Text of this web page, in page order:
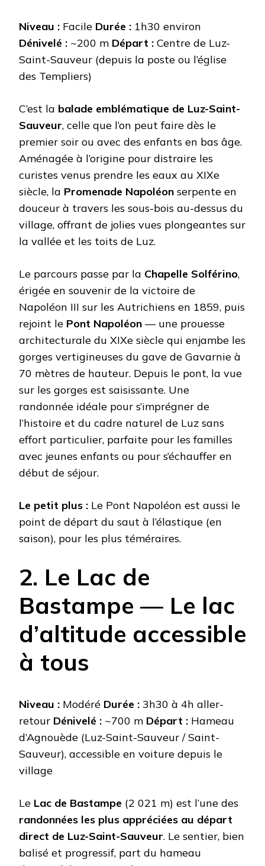
Niveau : Facile Durée : 1h30 environ
Dénivelé : ~200 m Départ : Centre de Luz-
Saint-Sauveur (depuis la poste ou l’église
des Templiers)
C’est la balade emblématique de Luz-Saint-
Sauveur, celle que l’on peut faire dès le
premier soir ou avec des enfants en bas âge.
Aménagée à l’origine pour distraire les
curistes venus prendre les eaux au XIXe
siècle, la Promenade Napoléon serpente en
douceur à travers les sous-bois au-dessus du
village, offrant de jolies vues plongeantes sur
la vallée et les toits de Luz.
Le parcours passe par la Chapelle Solférino,
érigée en souvenir de la victoire de
Napoléon III sur les Autrichiens en 1859, puis
rejoint le Pont Napoléon — une prouesse
architecturale du XIXe siècle qui enjambe les
gorges vertigineuses du gave de Gavarnie à
70 mètres de hauteur. Depuis le pont, la vue
sur les gorges est saisissante. Une
randonnée idéale pour s’imprégner de
l’histoire et du cadre naturel de Luz sans
effort particulier, parfaite pour les familles
avec jeunes enfants ou pour s’échauffer en
début de séjour.
Le petit plus : Le Pont Napoléon est aussi le
point de départ du saut à l’élastique (en
saison), pour les plus téméraires.
2. Le Lac de
Bastampe — Le lac
d’altitude accessible
à tous
Niveau : Modéré Durée : 3h30 à 4h aller-
retour Dénivelé : ~700 m Départ : Hameau
d’Agnouède (Luz-Saint-Sauveur / Saint-
Sauveur), accessible en voiture depuis le
village
Le Lac de Bastampe (2 021 m) est l’une des
randonnées les plus appréciées au départ
direct de Luz-Saint-Sauveur. Le sentier, bien
balisé et progressif, part du hameau